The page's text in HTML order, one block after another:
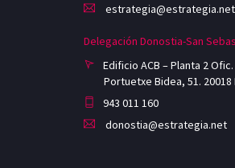
estrategia@estrategia.net
Delegación Donostia-San
Edificio ACB – Planta 2
Portuetxe Bidea, 51. 20018
943 011 160
donostia@estrategia.net